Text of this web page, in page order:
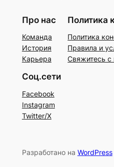
Про нас
Команда
История
Карьера
Политика
Политика
Правила и
Свяжитесь с
Соц.сети
Facebook
Instagram
Twitter/X
Разработано на WordPress